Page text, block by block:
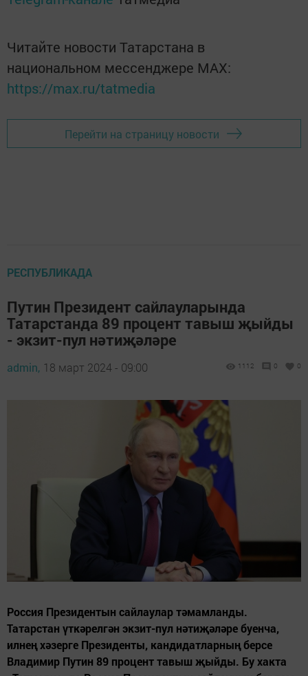
Читайте новости Татарстана в
национальном мессенджере MАХ:
https://max.ru/tatmedia
Перейти на страницу новости
РЕСПУБЛИКАДА
Путин Президент сайлауларында
Татарстанда 89 процент тавыш җыйды
- экзит-пул нәтиҗәләре
admin, 18 март 2024 - 09:00 1112 0 0
Россия Президентын сайлаулар тәмамланды.
Татарстан үткәрелгән экзит-пул нәтиҗәләре буенча,
илнең хәзерге Президенты, кандидатларның берсе
Владимир Путин 89 процент тавыш җыйды. Бу хакта